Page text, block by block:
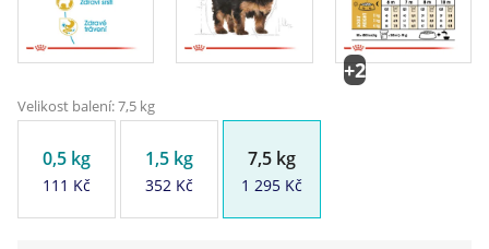
+2
Velikost balení: 7,5 kg
0,5 kg
111 Kč
1,5 kg
352 Kč
7,5 kg
1 295 Kč